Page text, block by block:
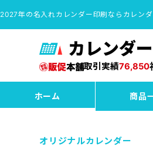
2027年の名入れカレンダー印刷ならカレン
カレンダ
取引実績76,850
ホーム 商品
オリジナルカレンダー